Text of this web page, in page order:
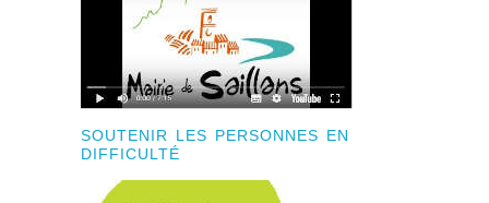
SOUTENIR LES PERSONNES EN
DIFFICULTÉ